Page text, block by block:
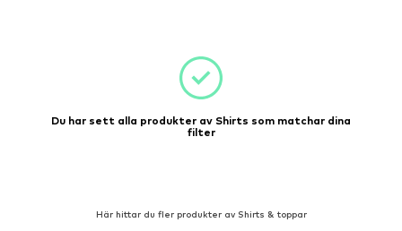
Du har sett alla produkter av Shirts som matchar dina
filter
Här hittar du fler produkter av Shirts & toppar